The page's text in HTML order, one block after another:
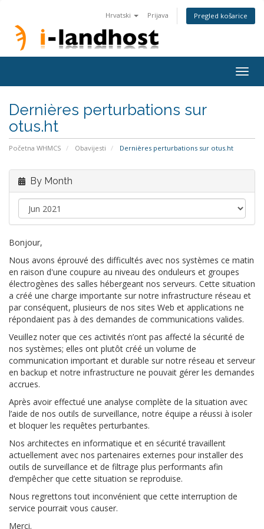
Hrvatski Prijava Pregled košarice
Dernières perturbations sur
otus.ht
Početna WHMCS Obavijesti Dernières perturbations sur otus.ht
By Month
Bonjour,
Nous avons éprouvé des difficultés avec nos systèmes ce matin
en raison d'une coupure au niveau des onduleurs et groupes
électrogènes des salles hébergeant nos serveurs. Cette situation
a créé une charge importante sur notre infrastructure réseau et
par conséquent, plusieurs de nos sites Web et applications ne
répondaient pas à des demandes de communications valides.
Veuillez noter que ces activités n’ont pas affecté la sécurité de
nos systèmes; elles ont plutôt créé un volume de
communication important et durable sur notre réseau et serveur
en backup et notre infrastructure ne pouvait gérer les demandes
accrues.
Après avoir effectué une analyse complète de la situation avec
l’aide de nos outils de surveillance, notre équipe a réussi à isoler
et bloquer les requêtes perturbantes.
Nos architectes en informatique et en sécurité travaillent
actuellement avec nos partenaires externes pour installer des
outils de surveillance et de filtrage plus performants afin
d’empêcher que cette situation se reproduise.
Nous regrettons tout inconvénient que cette interruption de
service pourrait vous causer.
Merci.